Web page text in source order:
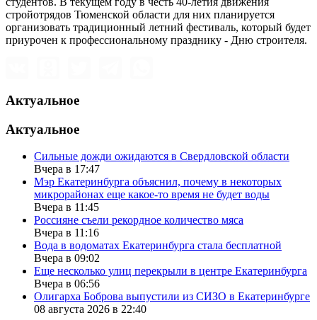
стройотрядов Тюменской области для них планируется
организовать традиционный летний фестиваль, который будет
приурочен к профессиональному празднику - Дню строителя.
Актуальное
Актуальное
Сильные дожди ожидаются в Свердловской области
Вчера в 17:47
Мэр Екатеринбурга объяснил, почему в некоторых
микрорайонах еще какое-то время не будет воды
Вчера в 11:45
Россияне съели рекордное количество мяса
Вчера в 11:16
Вода в водоматах Екатеринбурга стала бесплатной
Вчера в 09:02
Еще несколько улиц перекрыли в центре Екатеринбурга
Вчера в 06:56
Олигарха Боброва выпустили из СИЗО в Екатеринбурге
08 августа 2026 в 22:40